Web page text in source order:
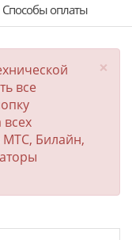
Способы оплаты
×
все
МТС, Билайн,